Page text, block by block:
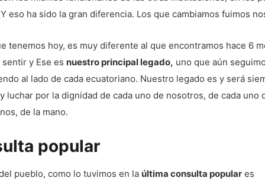
eso ha sido la gran diferencia. Los que cambiamos fuimos
tenemos hoy, es muy diferente al que encontramos hace 6
y Ese es nuestro principal legado, uno que aún
al lado de cada ecuatoriano. Nuestro legado es y será
luchar por la dignidad de cada uno de nosotros, de cada uno
de la mano.
popular
pueblo, como lo tuvimos en la última consulta popular es